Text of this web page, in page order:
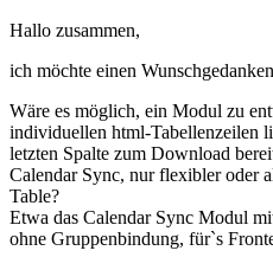
Hallo zusammen,
ich möchte einen
Wäre es möglich, ein Modul zu
individuellen html-Tabellenzeilen
letzten Spalte zum Download
Calendar Sync, nur flexibler oder
Table?
Etwa das Calendar Sync Modul
ohne Gruppenbindung, für`s